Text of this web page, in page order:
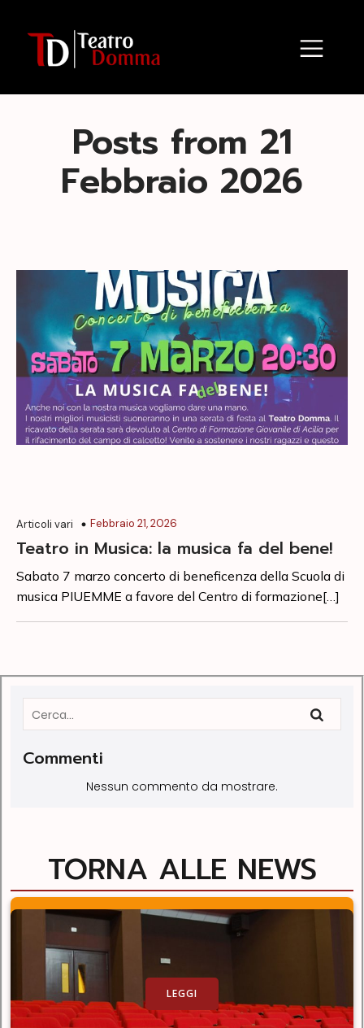
Posts from 21
Febbraio 2026
Articoli vari Febbraio 21, 2026
Teatro in Musica: la musica fa del bene!
Sabato 7 marzo concerto di beneficenza della Scuola di
musica PIUEMME a favore del Centro di formazione[…]
Commenti
Nessun commento da mostrare.
TORNA ALLE NEWS
LEGGI